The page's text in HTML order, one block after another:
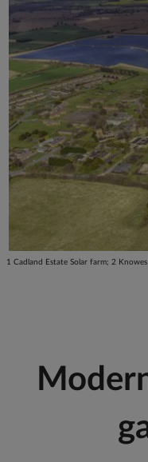
1 Cadland Estate Solar farm; 2